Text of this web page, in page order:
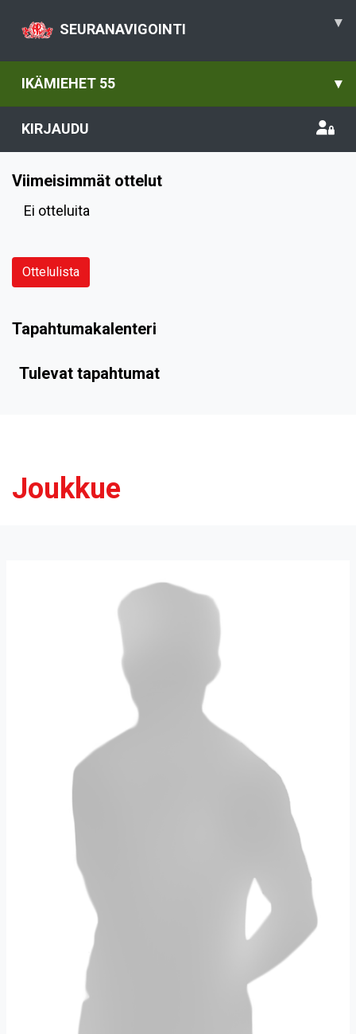
SEURANAVIGOINTI ▾
IKÄMIEHET 55 ▾
KIRJAUDU
Viimeisimmät ottelut
Ei otteluita
Ottelulista
Tapahtumakalenteri
Tulevat tapahtumat
Joukkue